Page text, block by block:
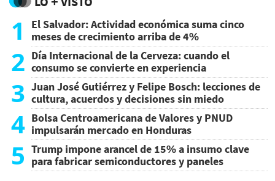
1
El Salvador: Actividad económica suma cinco
meses de crecimiento arriba de 4%
2 Día Internacional de la Cerveza: cuando el
consumo se convierte en experiencia
3 Juan José Gutiérrez y Felipe Bosch: lecciones de
cultura, acuerdos y decisiones sin miedo
4 Bolsa Centroamericana de Valores y PNUD
impulsarán mercado en Honduras
5 Trump impone arancel de 15% a insumo clave
para fabricar semiconductores y paneles